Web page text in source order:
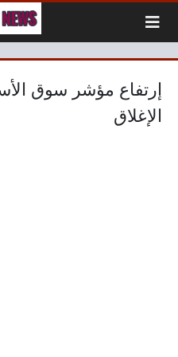
إرتفاع مؤشر سوق
الإغلاق